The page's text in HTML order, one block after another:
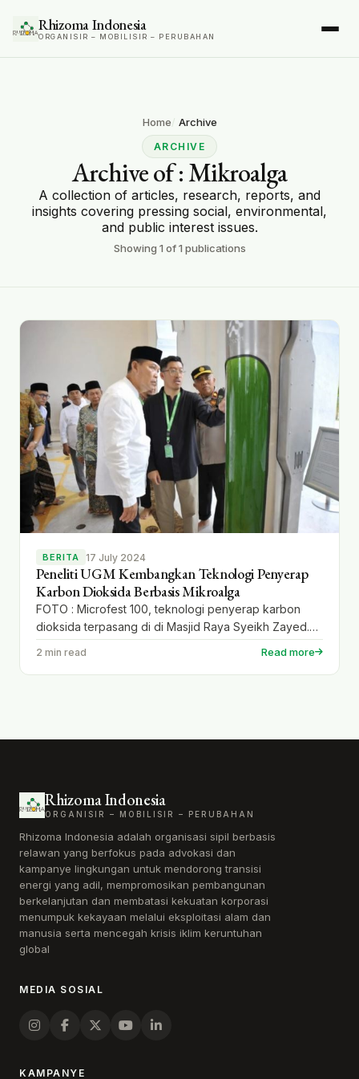
Rhizoma Indonesia
ORGANISIR – MOBILISIR – PERUBAHAN
Home Archive
ARCHIVE
Archive of: Mikroalga
A collection of articles, research, reports, and
insights covering pressing social, environmental,
and public interest issues.
Showing 1 of1 publications
BERITA 17 July 2024
Peneliti UGM Kembangkan Teknologi Penyerap
Karbon Dioksida Berbasis Mikroalga
FOTO : Microfest 100, teknologi penyerap karbon
dioksida terpasang di di Masjid Raya Syeikh Zayed.
Dok. UGM RHIZOMA – Mikroalga dikenal memiliki
2 min read Read more
Rhizoma Indonesia
ORGANISIR – MOBILISIR – PERUBAHAN
Rhizoma Indonesia adalah organisasi sipil berbasis
relawan yang berfokus pada advokasi dan
kampanye lingkungan untuk mendorong transisi
energi yang adil, mempromosikan pembangunan
berkelanjutan dan membatasi kekuatan korporasi
menumpuk kekayaan melalui eksploitasi alam dan
manusia serta mencegah krisis iklim keruntuhan
global
MEDIA SOSIAL
KAMPANYE